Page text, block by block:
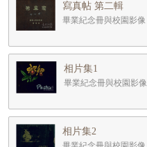
寫真帖 第二輯
畢業紀念冊與校園影像
相片集1
畢業紀念冊與校園影像
相片集2